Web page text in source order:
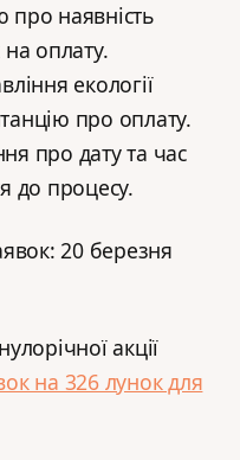
про наявність
оплату.
екології
про оплату.
про дату та час
до процесу.
20 березня
акції
на 326 лунок для